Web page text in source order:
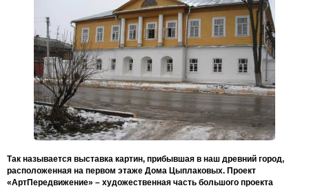
Так называется выставка картин, прибывшая в наш древний город,
расположенная на первом этаже Дома Цыплаковых. Проект
«АртПередвижение» – художественная часть большого проекта